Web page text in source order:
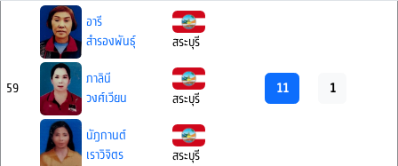
59
อารี
สำรองพันธ์ุ
สระบุรี
ภาลินี
วงศ์เวียน
สระบุรี
นัฎกานต์
เราวิจิตร
สระบุรี
11 1